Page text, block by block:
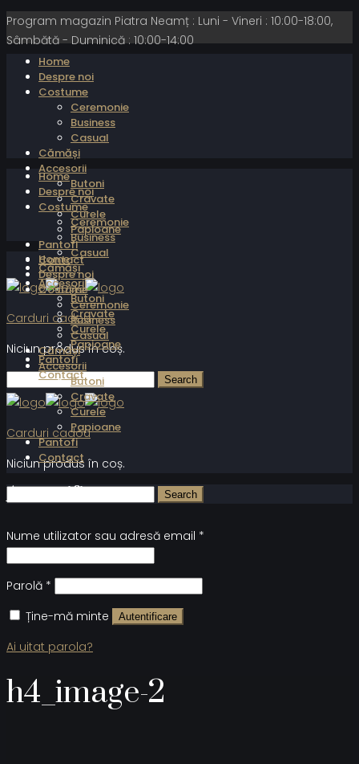
Program magazin Piatra Neamț : Luni - Vineri : 10:00-18:00,
Sâmbătă - Duminică : 10:00-14:00
Home
Despre noi
Costume
Ceremonie
Business
Casual
Cămăși
Accesorii
Butoni
Cravate
Curele
Papioane
Pantofi
Contact
Carduri cadou
Niciun produs în coș.
Home
Despre noi
Costume
Ceremonie
Business
Casual
Cămăși
Accesorii
Butoni
Cravate
Curele
Papioane
Pantofi
Contact
Carduri cadou
Niciun produs în coș.
Home
Despre noi
Costume
Ceremonie
Business
Casual
Cămăși
Accesorii
Butoni
Cravate
Curele
Papioane
Pantofi
Contact
Autentificare
Nume utilizator sau adresă email *
Parolă *
Ține-mă minte
Autentificare
Ai uitat parola?
h4_image-2